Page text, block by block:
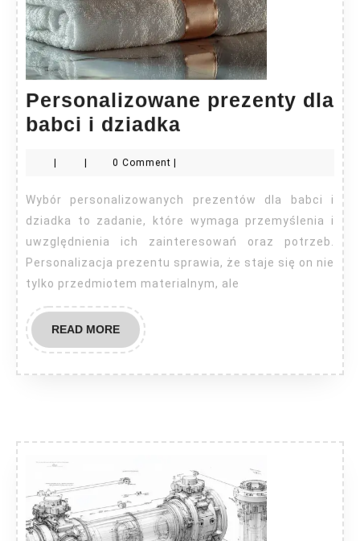
Personalizowane prezenty dla
babci i dziadka Personalizowane
babci
i
dziadka
| | 0 Comment |
Wybór personalizowanych prezentów dla babci i
dziadka to zadanie, które wymaga przemyślenia i
uwzględnienia ich zainteresowań oraz potrzeb.
Personalizacja prezentu sprawia, że staje się on nie
tylko przedmiotem materialnym, ale
READ MOREREAD
MORE